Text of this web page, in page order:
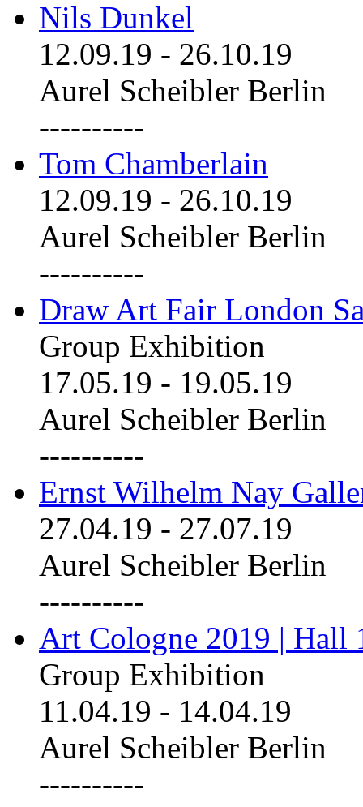
Nils Dunkel
12.09.19 - 26.10.19
Aurel Scheibler Berlin
----------
Tom Chamberlain
12.09.19 - 26.10.19
Aurel Scheibler Berlin
----------
Draw Art Fair London
Group Exhibition
17.05.19 - 19.05.19
Aurel Scheibler Berlin
----------
Ernst Wilhelm Nay
27.04.19 - 27.07.19
Aurel Scheibler Berlin
----------
Art Cologne 2019 | Hall
Group Exhibition
11.04.19 - 14.04.19
Aurel Scheibler Berlin
----------